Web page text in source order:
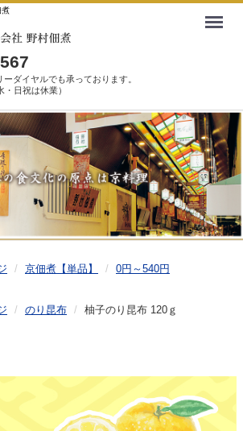
煮
ダイヤルでも承っております。
・日祝は休業）
京佃煮【単品】
0円～540円
のり昆布 柚子のり昆布 120ｇ